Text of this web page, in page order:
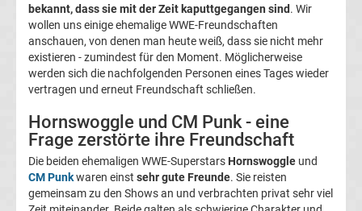
3.
Liga
DFB-
Pokal
bekannt, dass sie mit der Zeit kaputtgegangen sind. Wir
wollen uns einige ehemalige WWE-Freundschaften
anschauen, von denen man heute weiß, dass sie nicht mehr
existieren - zumindest für den Moment. Möglicherweise
werden sich die nachfolgenden Personen eines Tages wieder
vertragen und erneut Freundschaft schließen.
Hornswoggle und CM Punk - eine
Frage zerstörte ihre Freundschaft
Die beiden ehemaligen WWE-Superstars Hornswoggle und
CM Punkwaren einst sehr gute Freunde. Sie reisten
gemeinsam zu den Shows an und verbrachten privat sehr viel